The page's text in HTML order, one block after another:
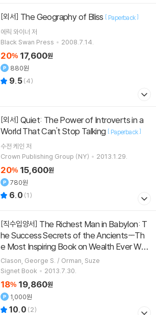
[외서] The Geography of Bliss [ Paperback]
에릭 와이너 저
Black Swan Press
2008.7.14.
20% 17,600원
880원
9.5(4)
[외서]
World That Can't Stop Talking [ Paperback]
수전 케인 저
Crown Publishing Group (NY)
2013.1.29.
20% 15,600원
780원
6.0 (1)
[직수입양서]
he Success Secrets of the Ancients--Th
e Most Inspiring Book on Wealth Ever Writ
ten[ Paperback ]
Clason, George S. / Orman, Suze
Signet Book
2013.7.30.
18% 19,860원
1,000원
10.0 (2)